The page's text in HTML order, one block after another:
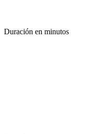
Duración en minutos